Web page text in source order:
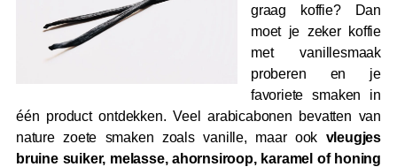
graag koffie? Dan
moet je zeker koffie
met vanillesmaak
proberen en je
favoriete smaken in
één product ontdekken. Veel arabicabonen bevatten van
nature zoete smaken zoals vanille, maar ook vleugjes
bruine suiker, melasse, ahornsiroop, karamel of honing